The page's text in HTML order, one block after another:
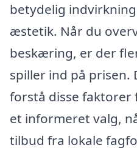
betydelig
æstetik. Når du
beskæring, er der
spiller ind på prisen.
forstå disse
et informeret valg,
tilbud fra lokale